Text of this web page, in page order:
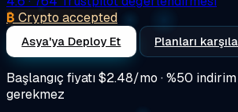
₿ Crypto accepted
Asya'ya Deploy Et Planları
Başlangıç fiyatı$2.48/mo · %50
gerekmez